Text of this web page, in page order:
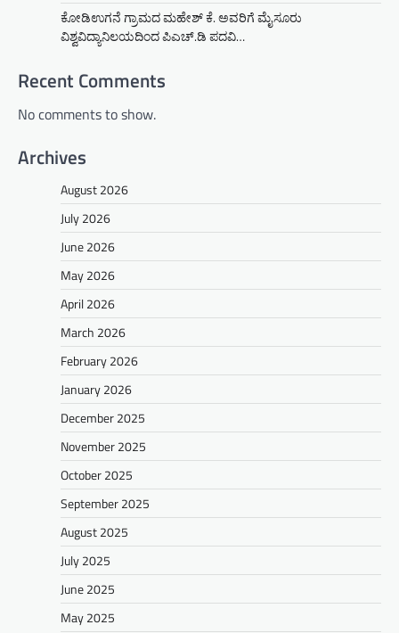
ಕೋಡಿಉಗನೆ ಗ್ರಾಮದ ಮಹೇಶ್ ಕೆ. ಅವರಿಗೆ ಮೈಸೂರು
ವಿಶ್ವವಿದ್ಯಾನಿಲಯದಿಂದ ಪಿಎಚ್.ಡಿ ಪದವಿ…
Recent Comments
No comments to show.
Archives
August 2026
July 2026
June 2026
May 2026
April 2026
March 2026
February 2026
January 2026
December 2025
November 2025
October 2025
September 2025
August 2025
July 2025
June 2025
May 2025